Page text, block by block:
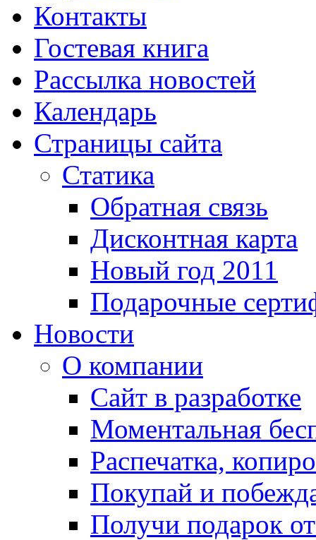
Контакты
Гостевая книга
Рассылка новостей
Календарь
Страницы сайта
Статика
Обратная связь
Дисконтная карта
Новый год 2011
Подарочные
Новости
О компании
Сайт в разработке
Моментальная
Распечатка,
Покупай и
Получи подарок